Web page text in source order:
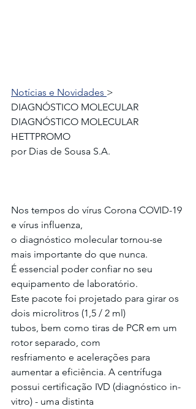
Notícias e Novidades >
DIAGNÓSTICO MOLECULAR
DIAGNÓSTICO MOLECULAR
HETTPROMO
por Dias de Sousa S.A.
Nos tempos do vírus Corona COVID-19
e vírus influenza,
o diagnóstico molecular tornou-se
mais importante do que nunca.
É essencial poder confiar no seu
equipamento de laboratório.
Este pacote foi projetado para girar os
dois microlitros (1,5 / 2 ml)
tubos, bem como tiras de PCR em um
rotor separado, com
resfriamento e acelerações para
aumentar a eficiência. A centrífuga
possui certificação IVD (diagnóstico in-
vitro) - uma distinta